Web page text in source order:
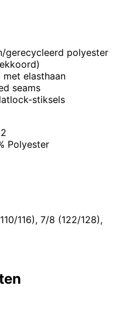
gerecycleerd polyester
elasthaan
seams
stiksels
Polyester
116), 7/8 (122/128),